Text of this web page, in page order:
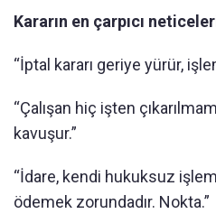
Kararın en çarpıcı
“İptal kararı geriye yürür,
“Çalışan hiç işten
kavuşur.”
“İdare, kendi hukuksuz
ödemek zorundadır. Nokta.”